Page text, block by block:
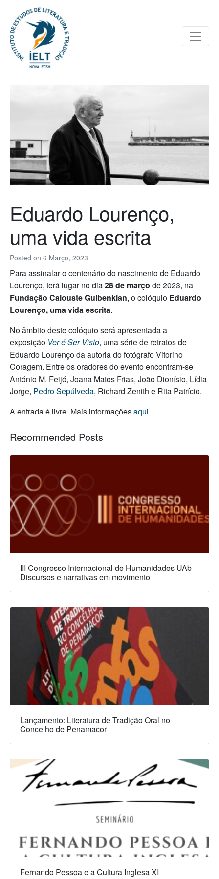
Posted on 6 Março, 2023
Eduardo Lourenço,
uma vida escrita
Para assinalar o centenário do nascimento de Eduardo
Lourenço, terá lugar no dia28 de março de 2023, na
Fundação Calouste Gulbenkian, o colóquio Eduardo
Lourenço, uma vida escrita.
No âmbito deste colóquio será apresentada a
exposição Ver é Ser Visto, uma série de retratos de
Eduardo Lourenço da autoria do fotógrafo Vitorino
Coragem. Entre os oradores do evento encontram-se
António M. Feijó, Joana Matos Frias, João Dionísio, Lídia
Jorge, Pedro Sepúlveda, Richard Zenith e Rita Patrício.
A entrada é livre. Mais informaçõesaqui.
Recommended Posts
III Congresso Internacional de Humanidades UAb
Discursos e narrativas em movimento
Lançamento: Literatura de Tradição Oral no
Concelho de Penamacor
Fernando Pessoa e a Cultura Inglesa XI